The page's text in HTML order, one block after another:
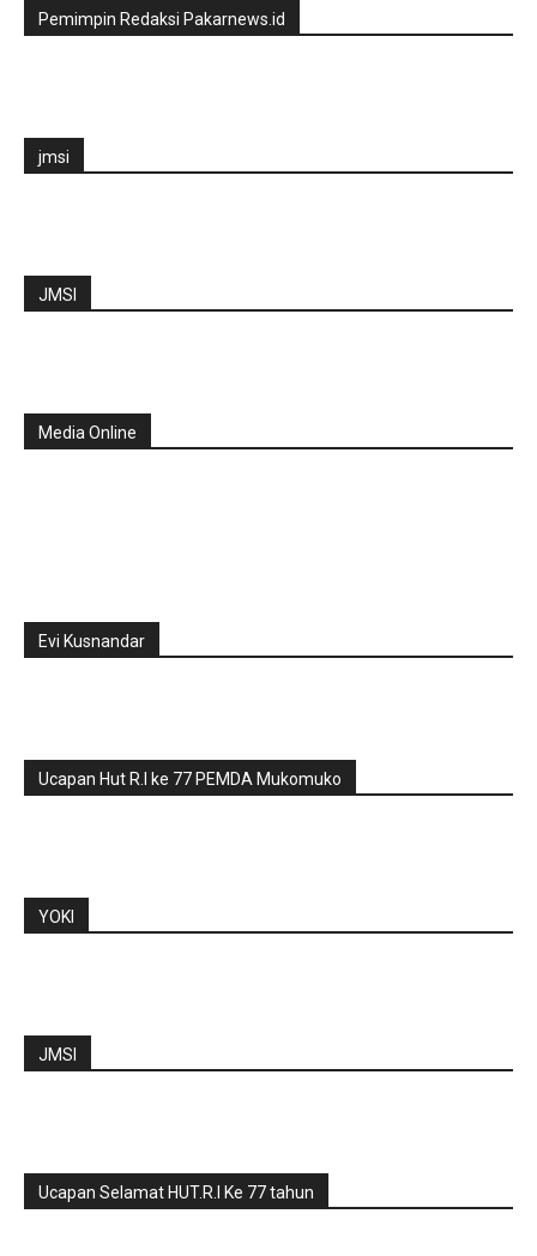
Pemimpin Redaksi Pakarnews.id
jmsi
JMSI
Media Online
Evi Kusnandar
Ucapan Hut R.I ke 77 PEMDA Mukomuko
YOKI
JMSI
Ucapan Selamat HUT.R.I Ke 77 tahun